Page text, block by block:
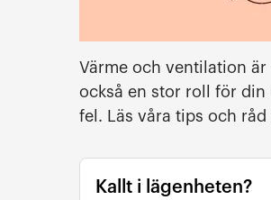
Värme och ventilation
också en stor roll för din
fel. Läs våra tips och
Kallt i lägenheten?